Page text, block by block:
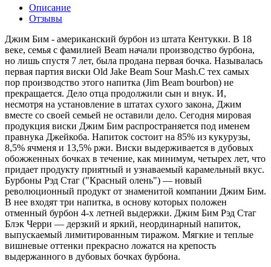
Описание
Отзывы
Джим Бим - американский бурбон из штата Кентукки. В 18
веке, семья с фамилией Beam начали производство бурбона,
но лишь спустя 7 лет, была продана первая бочка. Называлась
первая партия виски Old Jake Beam Sour Mash.С тех самых
пор производство этого напитка (Jim Beam bourbon) не
прекращается. Дело отца продолжили сын и внук. И,
несмотря на установление в штатах сухого закона, Джим
вместе со своей семьей не оставили дело. Сегодня мировая
продукция виски Джим Бим распространяется под именем
правнука Джейкоба. Напиток состоит на 85% из кукурузы,
8,5% ячменя и 13,5% ржи. Виски выдерживается в дубовых
обожженных бочках в течение, как минимум, четырех лет, что
придает продукту приятный и узнаваемый карамельный вкус.
Бурбоны Рэд Стаг ("Красный олень") — новый
революционный продукт от знаменитой компании Джим Бим.
В нее входят три напитка, в основу которых положен
отменный бурбон 4-х летней выдержки. Джим Бим Рэд Стаг
Блэк Черри — дерзкий и яркий, неординарный напиток,
выпускаемый лимитированным тиражом. Мягкие и теплые
вишневые оттенки прекрасно ложатся на крепость
выдержанного в дубовых бочках бурбона.